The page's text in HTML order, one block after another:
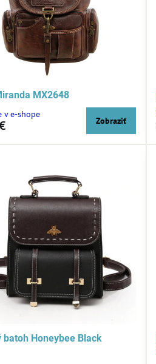
MX2648
v e-shope
Zobraziť
batoh Honeybee Black